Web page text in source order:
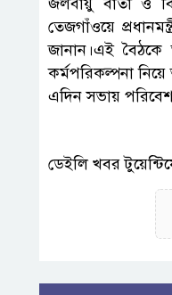
তেজগাঁওয়ে
জানান।এই বৈঠকে
কর্মপরিকল্পনা
এদিন সভায়
ডেইলি খবর